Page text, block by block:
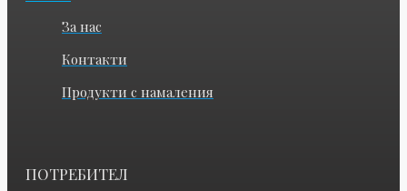
За нас
Контакти
Продукти с намаления
ПОТРЕБИТЕЛ